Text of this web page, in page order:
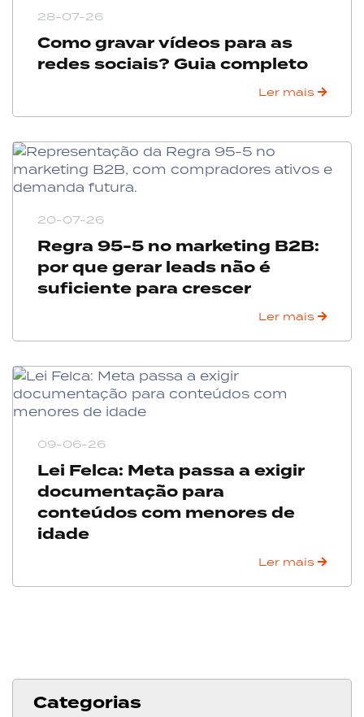
28-07-26
Como gravar vídeos para as
redes sociais? Guia completo
Ler mais
20-07-26
Regra 95-5 no marketing B2B:
por que gerar leads não é
suficiente para crescer
Ler mais
09-06-26
Lei Felca: Meta passa a exigir
documentação para
conteúdos com menores de
idade
Ler mais
Categorias